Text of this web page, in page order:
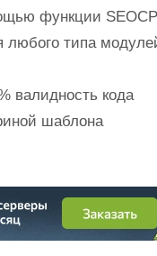
функции SEOCP
любого типа
валидность кода
шаблона